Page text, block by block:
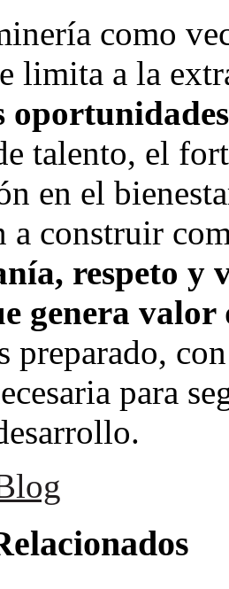
como
limita a la
talento, el
en el
a construir
respeto y
genera
preparado,
para